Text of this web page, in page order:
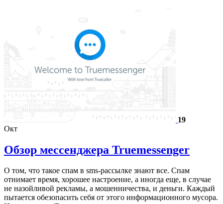
19
Окт
Обзор мессенджера Truemessenger
О том, что такое спам в sms-рассылке знают все. Спам
отнимает время, хорошее настроение, а иногда еще, в случае
не назойливой рекламы, а мошенничества, и деньги. Каждый
пытается обезопасить себя от этого информационного мусора.